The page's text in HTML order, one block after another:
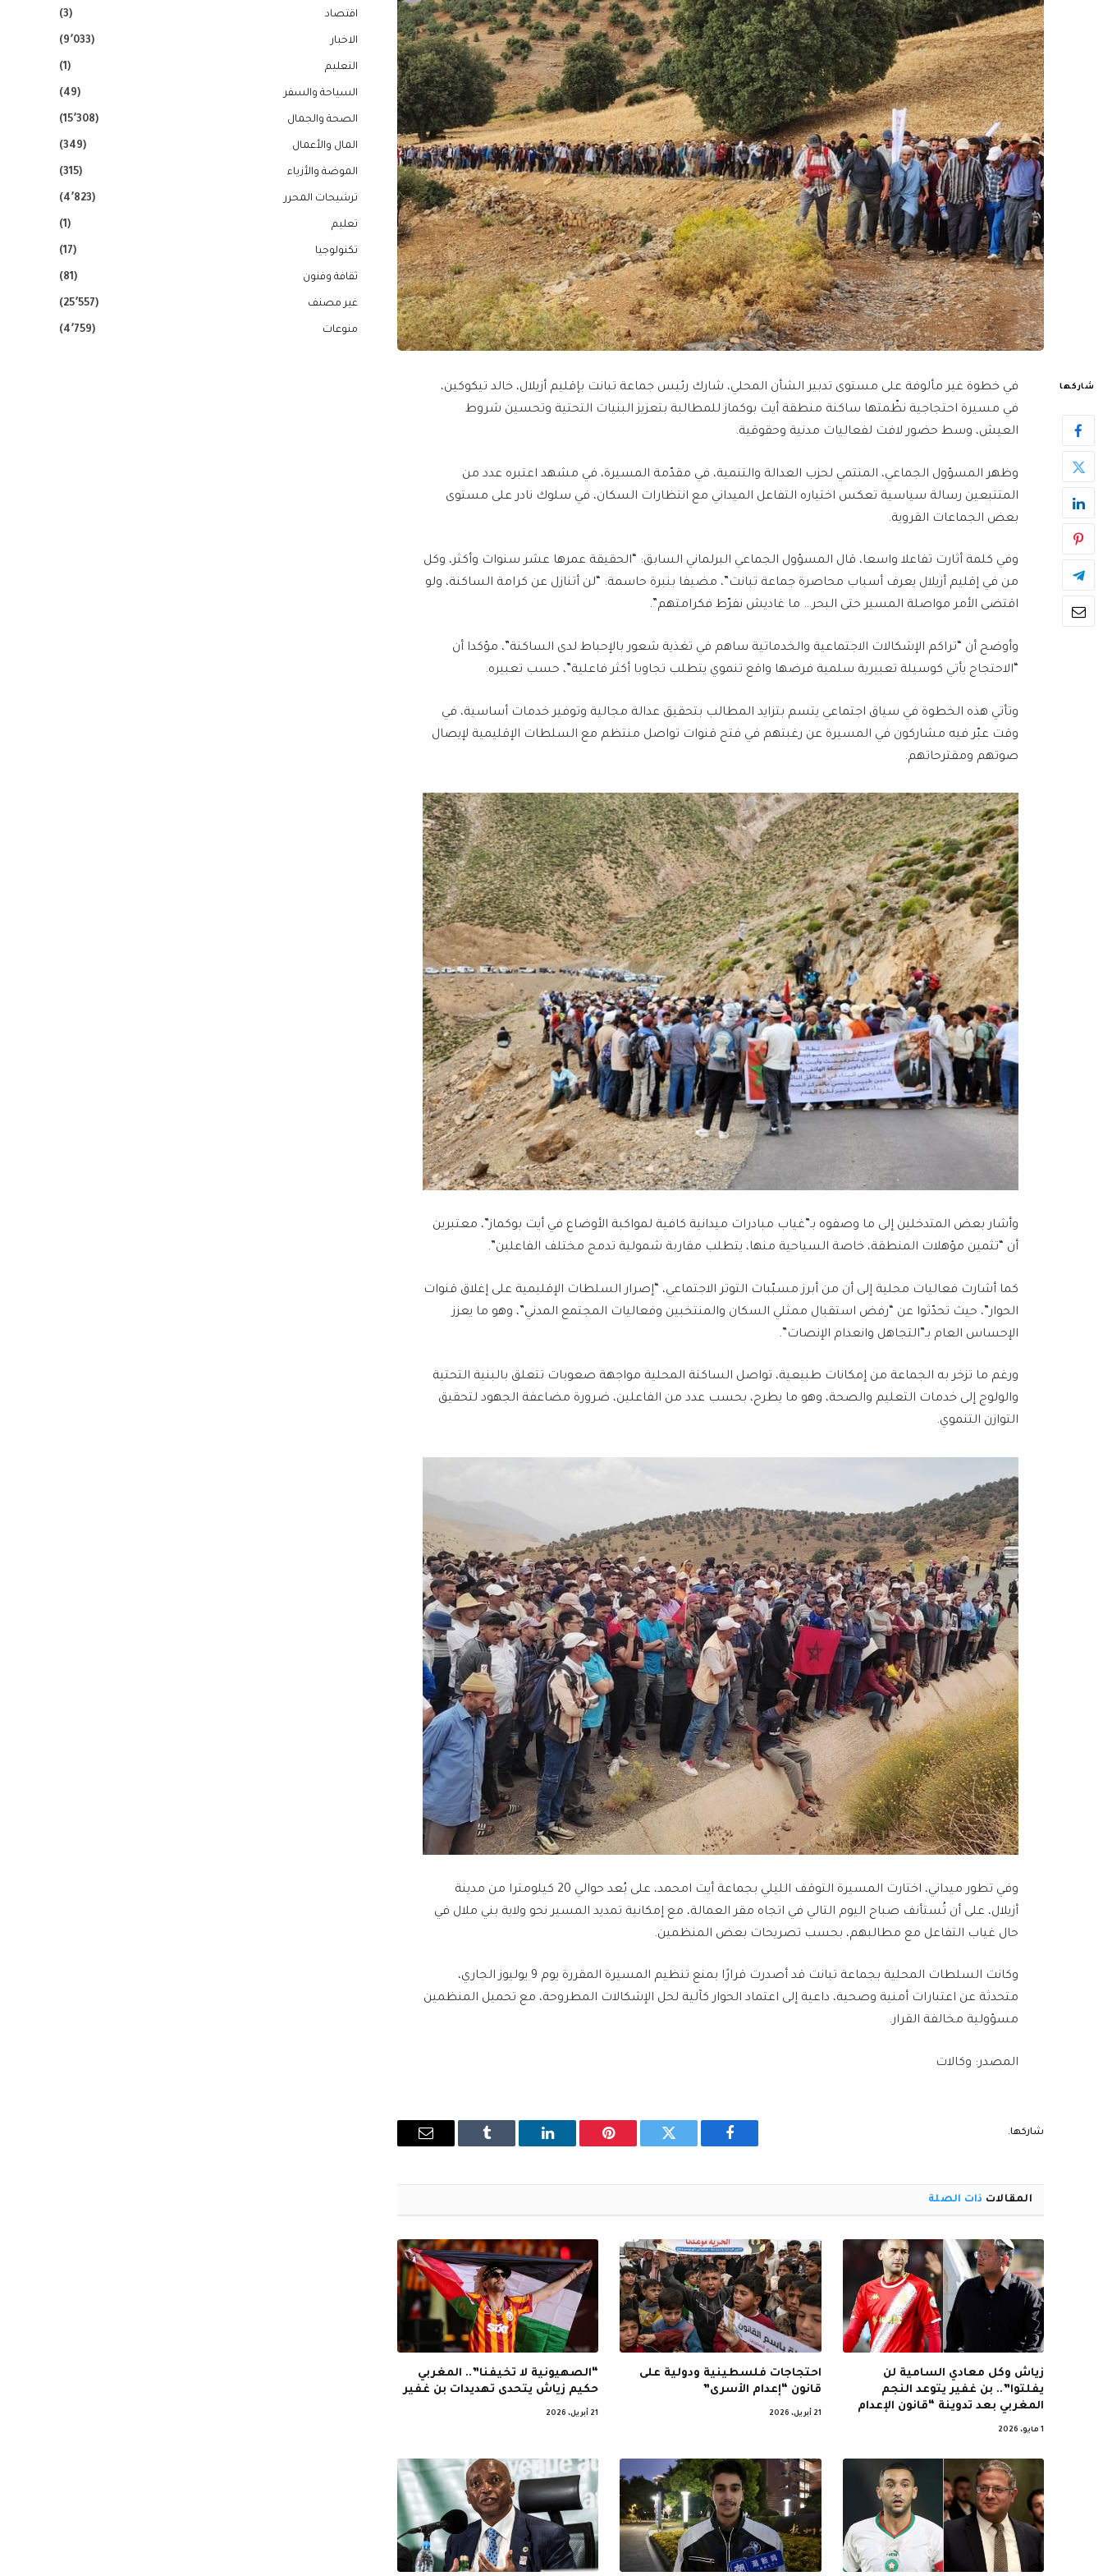
شاركها
في خطوة غير مألوفة على مستوى تدبير الشأن المحلي، شارك رئيس جماعة تبانت بإقليم أزيلال، خالد تيكوكين،
في مسيرة احتجاجية نظّمتها ساكنة منطقة أيت بوكماز للمطالبة بتعزيز البنيات التحتية وتحسين شروط
العيش، وسط حضور لافت لفعاليات مدنية وحقوقية.
وظهر المسؤول الجماعي، المنتمي لحزب العدالة والتنمية، في مقدّمة المسيرة، في مشهد اعتبره عدد من
المتتبعين رسالة سياسية تعكس اختياره التفاعل الميداني مع انتظارات السكان، في سلوك نادر على مستوى
بعض الجماعات القروية.
وفي كلمة أثارت تفاعلا واسعا، قال المسؤول الجماعي البرلماني السابق: “الحقيقة عمرها عشر سنوات وأكثر، وكل
من في إقليم أزيلال يعرف أسباب محاصرة جماعة تبانت”، مضيفا بنبرة حاسمة: “لن أتنازل عن كرامة الساكنة، ولو
اقتضى الأمر مواصلة المسير حتى البحر… ما غاديش نفرّط فكرامتهم”.
وأوضح أن “تراكم الإشكالات الاجتماعية والخدماتية ساهم في تغذية شعور بالإحباط لدى الساكنة”، مؤكدا أن
“الاحتجاج يأتي كوسيلة تعبيرية سلمية فرضها واقع تنموي يتطلب تجاوبا أكثر فاعلية”، حسب تعبيره.
وتأتي هذه الخطوة في سياق اجتماعي يتسم بتزايد المطالب بتحقيق عدالة مجالية وتوفير خدمات أساسية، في
وقت عبّر فيه مشاركون في المسيرة عن رغبتهم في فتح قنوات تواصل منتظم مع السلطات الإقليمية لإيصال
صوتهم ومقترحاتهم.
وأشار بعض المتدخلين إلى ما وصفوه بـ”غياب مبادرات ميدانية كافية لمواكبة الأوضاع في أيت بوكماز”، معتبرين
أن “تثمين مؤهلات المنطقة، خاصة السياحية منها، يتطلب مقاربة شمولية تدمج مختلف الفاعلين”.
كما أشارت فعاليات محلية إلى أن من أبرز مسبّبات التوتر الاجتماعي، “إصرار السلطات الإقليمية على إغلاق قنوات
الحوار”، حيث تحدّثوا عن “رفض استقبال ممثلي السكان والمنتخبين وفعاليات المجتمع المدني”، وهو ما يعزز
الإحساس العام بـ”التجاهل وانعدام الإنصات”.
ورغم ما تزخر به الجماعة من إمكانات طبيعية، تواصل الساكنة المحلية مواجهة صعوبات تتعلق بالبنية التحتية
والولوج إلى خدمات التعليم والصحة، وهو ما يطرح، بحسب عدد من الفاعلين، ضرورة مضاعفة الجهود لتحقيق
التوازن التنموي.
وفي تطور ميداني، اختارت المسيرة التوقف الليلي بجماعة أيت امحمد، على بُعد حوالي 20 كيلومترا من مدينة
أزيلال، على أن تُستأنف صباح اليوم التالي في اتجاه مقر العمالة، مع إمكانية تمديد المسير نحو ولاية بني ملال في
حال غياب التفاعل مع مطالبهم، بحسب تصريحات بعض المنظمين.
وكانت السلطات المحلية بجماعة تبانت قد أصدرت قرارًا بمنع تنظيم المسيرة المقررة يوم 9 يوليوز الجاري،
متحدثة عن اعتبارات أمنية وصحية، داعية إلى اعتماد الحوار كآلية لحل الإشكالات المطروحة، مع تحميل المنظمين
مسؤولية مخالفة القرار.
المصدر: وكالات
شاركها.
فيسبوك تويتر بينتيريستلينكدإن Tumblr
البريد
المقالات ذات الصلة
زياش وكل معادي السامية لن
يفلتوا”.. بن غفير يتوعد النجم
المغربي بعد تدوينة “قانون الإعدام
1 مايو، 2026
احتجاجات فلسطينية ودولية على
قانون “إعدام الأسرى”
21 أبريل، 2026
“الصهيونية لا تخيفنا”.. المغربي
حكيم زياش يتحدى تهديدات بن غفير
21 أبريل، 2026
اقتصاد (3)
الاخبار (9٬033)
التعليم (1)
السياحة والسفر (49)
الصحة والجمال (15٬308)
المال والأعمال (349)
الموضة والأزياء (315)
ترشيحات المحرر (4٬823)
تعليم (1)
تكنولوجيا (17)
ثقافة وفنون (81)
غير مصنف (25٬557)
منوعات (4٬759)